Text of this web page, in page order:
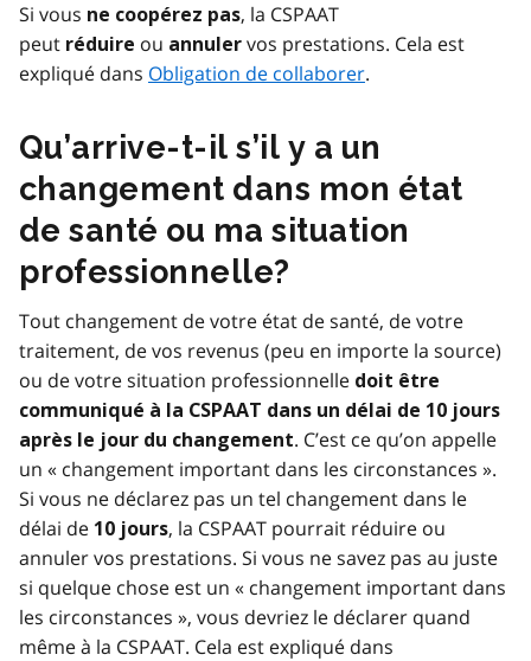
Si vous ne coopérez pas, la CSPAAT
peut réduire ou annuler vos prestations. Cela est
expliqué dans Obligation de collaborer.
Qu’arrive-t-il s’il y a un
changement dans mon état
de santé ou ma situation
professionnelle?
Tout changement de votre état de santé, de votre
traitement, de vos revenus (peu en importe la source)
ou de votre situation professionnelle doit être
communiqué à la CSPAAT dans un délai de 10 jours
après le jour du changement. C’est ce qu’on appelle
un « changement important dans les circonstances ».
Si vous ne déclarez pas un tel changement dans le
délai de 10 jours, la CSPAAT pourrait réduire ou
annuler vos prestations. Si vous ne savez pas au juste
si quelque chose est un « changement important dans
les circonstances », vous devriez le déclarer quand
même à la CSPAAT. Cela est expliqué dans